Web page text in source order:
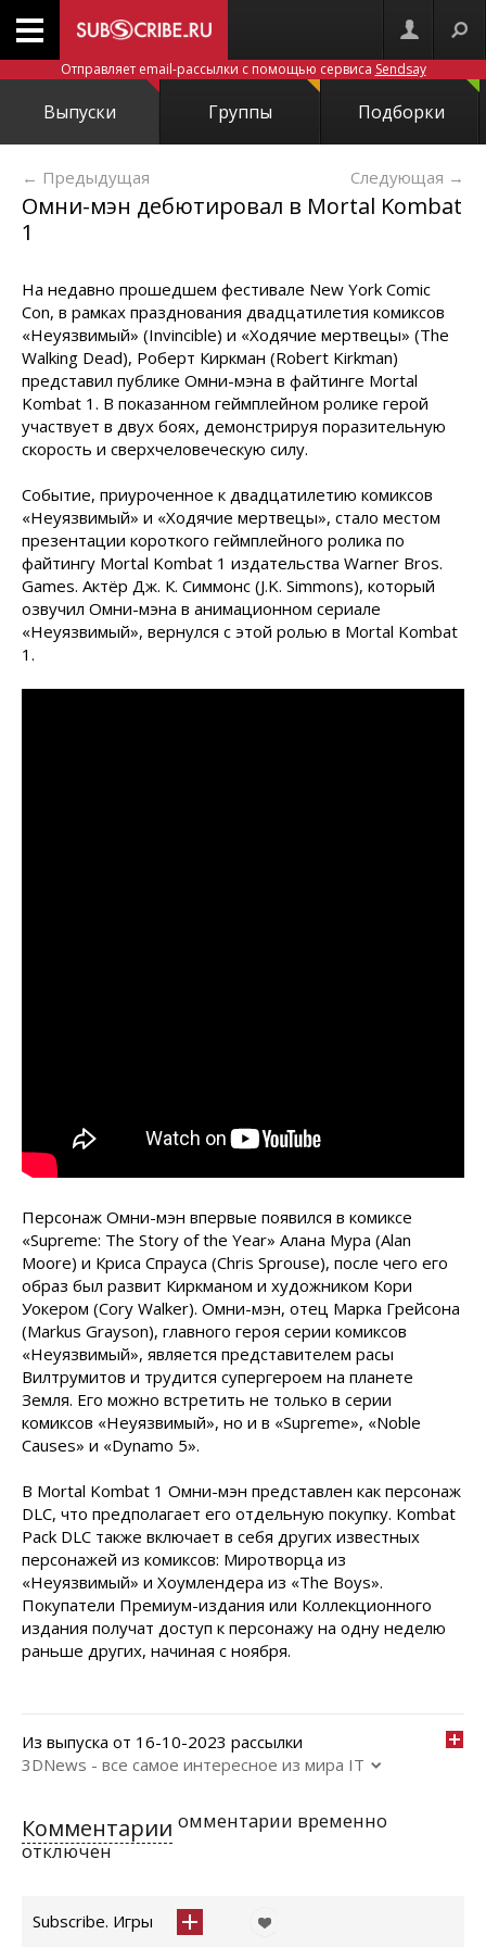
Отправляет email-рассылки с помощью сервиса Sendsay
Выпуски Группы Подборки
← Предыдущая Следующая →
Омни-мэн дебютировал в Mortal Kombat
1
На недавно прошедшем фестивале New York Comic
Con, в рамках празднования двадцатилетия комиксов
«Неуязвимый» (Invincible) и «Ходячие мертвецы» (The
Walking Dead), Роберт Киркман (Robert Kirkman)
представил публике Омни-мэна в файтинге Mortal
Kombat 1. В показанном геймплейном ролике герой
участвует в двух боях, демонстрируя поразительную
скорость и сверхчеловеческую силу.
Событие, приуроченное к двадцатилетию комиксов
«Неуязвимый» и «Ходячие мертвецы», стало местом
презентации короткого геймплейного ролика по
файтингу Mortal Kombat 1 издательства Warner Bros.
Games. Актёр Дж. К. Симмонс (J.K. Simmons), который
озвучил Омни-мэна в анимационном сериале
«Неуязвимый», вернулся с этой ролью в Mortal Kombat
1.
Персонаж Омни-мэн впервые появился в комиксе
«Supreme: The Story of the Year» Алана Мура (Alan
Moore) и Криса Спрауса (Chris Sprouse), после чего его
образ был развит Киркманом и художником Кори
Уокером (Cory Walker). Омни-мэн, отец Марка Грейсона
(Markus Grayson), главного героя серии комиксов
«Неуязвимый», является представителем расы
Вилтрумитов и трудится супергероем на планете
Земля. Его можно встретить не только в серии
комиксов «Неуязвимый», но и в «Supreme», «Noble
Causes» и «Dynamo 5».
В Mortal Kombat 1 Омни-мэн представлен как персонаж
DLC, что предполагает его отдельную покупку. Kombat
Pack DLC также включает в себя других известных
персонажей из комиксов: Миротворца из
«Неуязвимый» и Хоумлендера из «The Boys».
Покупатели Премиум-издания или Коллекционного
издания получат доступ к персонажу на одну неделю
раньше других, начиная с ноября.
Из выпуска от 16-10-2023 рассылки
3DNews - все самое интересное из мира IT
Комментарии омментарии временно
отключен
Subscribe. Игры